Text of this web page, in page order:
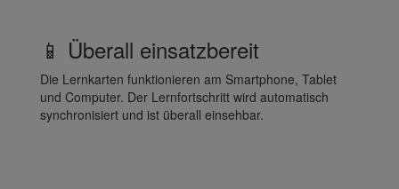
📱 Überall einsatzbereit
Die Lernkarten funktionieren am Smartphone, Tablet
und Computer. Der Lernfortschritt wird automatisch
synchronisiert und ist überall einsehbar.